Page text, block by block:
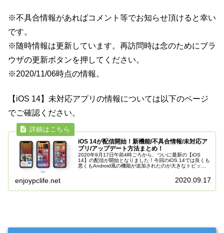
※不具合情報があればコメント等でお知らせ頂けると幸い
です。
※随時情報は更新しています。再訪問時は念のためにブラ
ウザの更新ボタンを押してください。
※2020/11/06時点の情報。
【iOS 14】未対応アプリの情報については以下のページ
でご確認ください。
iOS 14が配信開始！新機能/不具合情報/未対応ア
プリ/アップデート方法まとめ！
2020年9月17日午前4時ごろから、ついに最新の【iOS
14】の配信が開始となりました！今回のiOS 14では良くも
悪くもAndroid風の機能が追加されたのが大きなトピッ
enjoypclife.net 2020.09.17